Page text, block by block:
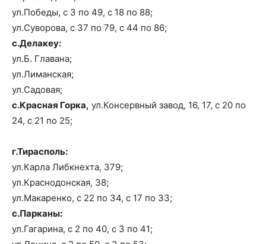
ул.Победы, с 3 по 49, с 18 по 88;
ул.Суворова, с 37 по 79, с 44 по 86;
с.Делакеу:
ул.Б. Главана;
ул.Лиманская;
ул.Садовая;
с.Красная Горка, ул.Консервный завод, 16, 17, с 20 по
24, с 21 по 25;
г.Тирасполь:
ул.Карла Либкнехта, 379;
ул.Краснодонская, 38;
ул.Макаренко, с 22 по 34, с 17 по 33;
с.Парканы:
ул.Гагарина, с 2 по 40, с 3 по 41;